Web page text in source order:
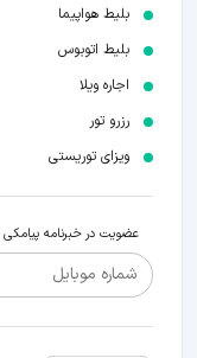
بلیط هواپیما
بلیط اتوبوس
اجاره ویلا
رزرو تور
ویزای توریستی
عضویت در خبرنامه پیامکی
شماره موبایل